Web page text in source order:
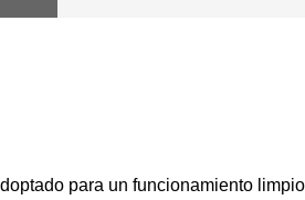
para un funcionamiento